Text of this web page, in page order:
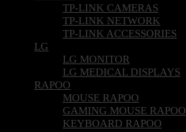
TP-LINK CAMERAS
TP-LINK NETWORK
TP-LINK ACCESSORIES
LG
LG MONITOR
LG MEDICAL DISPLAYS
RAPOO
MOUSE RAPOO
GAMING MOUSE RAPOO
KEYBOARD RAPOO